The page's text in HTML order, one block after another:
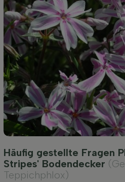
Häufig gestellte Fragen
Stripes' Bodendecker
Teppichphlox)